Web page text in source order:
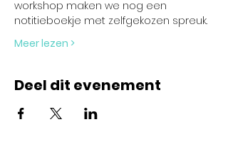
workshop maken we nog een
notitieboekje met zelfgekozen spreuk.
Meer lezen >
Deel dit evenement